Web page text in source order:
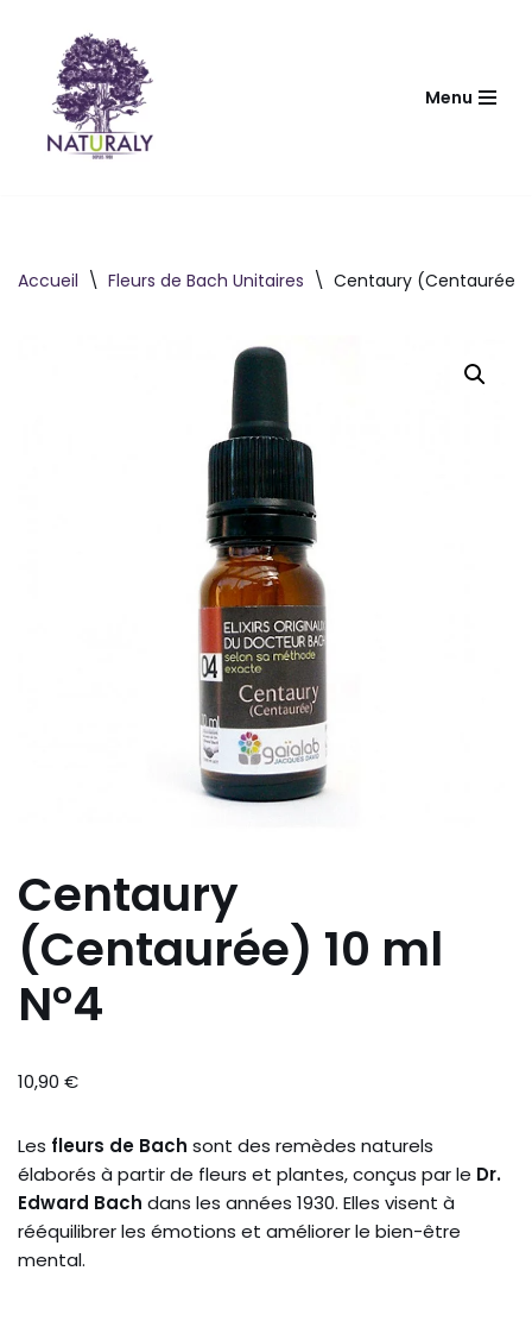
contenu
Menu
Accueil \ Fleurs de Bach Unitaires \ Centaury (Centaurée)
Centaury
(Centaurée) 10 ml
N°4
10,90 €
Les fleurs de Bach sont des remèdes naturels
élaborés à partir de fleurs et plantes, conçus par le Dr.
Edward Bach dans les années 1930. Elles visent à
rééquilibrer les émotions et améliorer le bien-être
mental.